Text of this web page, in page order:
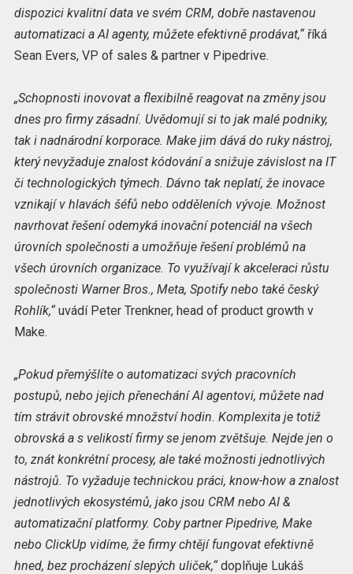
dispozici kvalitní data ve svém CRM, dobře nastavenou
automatizaci a AI agenty, můžete efektivně prodávat,“říká
Sean Evers, VP of sales & partner v Pipedrive.
„Schopnosti inovovat a flexibilně reagovat na změny jsou
dnes pro firmy zásadní. Uvědomují si to jak malé podniky,
tak i nadnárodní korporace. Make jim dává do ruky nástroj,
který nevyžaduje znalost kódování a snižuje závislost na IT
či technologických týmech. Dávno tak neplatí, že inovace
vznikají v hlavách šéfů nebo odděleních vývoje. Možnost
navrhovat řešení odemyká inovační potenciál na všech
úrovních společnosti a umožňuje řešení problémů na
všech úrovních organizace. To využívají k akceleraci růstu
společnosti Warner Bros., Meta, Spotify nebo také český
Rohlík,“uvádí Peter Trenkner, head of product growth v
Make.
„Pokud přemýšlíte o automatizaci svých pracovních
postupů, nebo jejich přenechání AI agentovi, můžete nad
tím strávit obrovské množství hodin. Komplexita je totiž
obrovská a s velikostí firmy se jenom zvětšuje. Nejde jen o
to, znát konkrétní procesy, ale také možnosti jednotlivých
nástrojů. To vyžaduje technickou práci, know-how a znalost
jednotlivých ekosystémů, jako jsou CRM nebo AI &
automatizační platformy. Coby partner Pipedrive, Make
nebo ClickUp vidíme, že firmy chtějí fungovat efektivně
hned, bez procházení slepých uliček,“doplňuje Lukáš